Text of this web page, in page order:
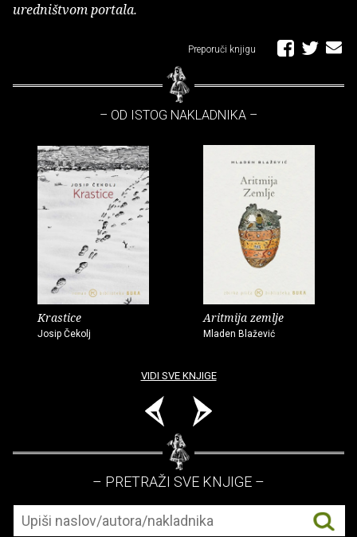
uredništvom portala.
Preporuči knjigu
– OD ISTOG NAKLADNIKA –
Krastice
Josip Čekolj
Aritmija zemlje
Mladen Blažević
VIDI SVE KNJIGE
– PRETRAŽI SVE KNJIGE –